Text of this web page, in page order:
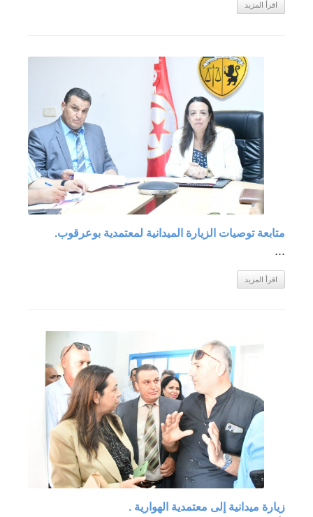
اقرأ المزيد
متابعة توصيات الزيارة الميدانية لمعتمدية بوعرقوب.
...
اقرأ المزيد
زيارة ميدانية إلى معتمدية الهوارية .